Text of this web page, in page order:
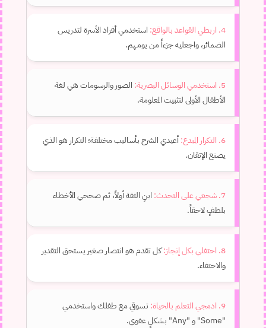
4. اربطي القواعد بالواقع:
استخدمي أفراد الأسرة لتدريس
الضمائر، واجعليه جزءاً من يومهم.
5. استخدمي الوسائل البصرية:
الصور والرسومات هي لغة
الأطفال الأولى لتثبيت المعلومة.
6. التكرار المبدع:
أعيدي الشرح بأساليب مختلفة؛ التكرار هو الذي
يصنع الإتقان.
7. شجعي على التحدث:
ابنِ الثقة أولاً، ثم صححي الأخطاء
بلطفٍ لاحقاً.
8. احتفلي بكل إنجاز:
كل تقدم هو انتصار صغير يستحق التقدير
والاحتفاء.
9. ادمجي التعلم بالحياة:
تسوقي مع طفلك واستخدمي
"Some" و "Any" بشكلٍ عفوي.